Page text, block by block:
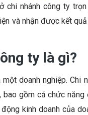
nhánh công ty
và nhận được kết
tylà gì?
doanh nghiệp. Chi
gồm cả chức
kinh doanh của